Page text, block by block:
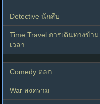
Detective นักสืบ
Time Travel การเดินทางข้าม
เวลา
Comedy ตลก
War สงคราม